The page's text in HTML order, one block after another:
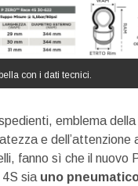
con i dati tecnici.
emblema della
e dell’attenzione
fanno sì che il nuovo
4S sia uno